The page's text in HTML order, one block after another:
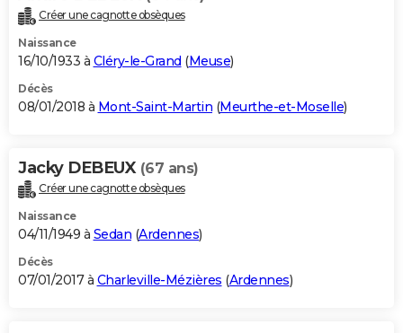
Créer une cagnotte obsèques
Naissance
16/10/1933 à Cléry-le-Grand (Meuse)
Décès
08/01/2018 à Mont-Saint-Martin (Meurthe-et-Moselle)
Jacky DEBEUX (67 ans)
Créer une cagnotte obsèques
Naissance
04/11/1949 à Sedan (Ardennes)
Décès
07/01/2017 à Charleville-Mézières (Ardennes)